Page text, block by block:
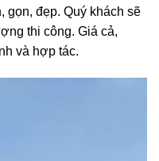
gọn, đẹp. Quý khách sẽ
thi công. Giá cả,
và hợp tác.